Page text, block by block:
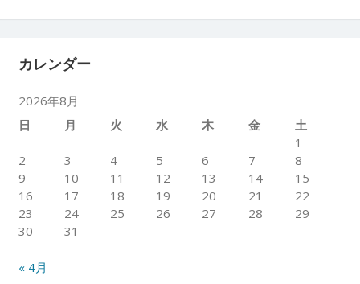
カレンダー
2026年8月
日
月 火 水 木 金
土
1
2
3 4 5 6 7
8
9
10 11 12 13 14
15
16
17 18 19 20 21
22
23
24 25 26 27 28
29
30
31
« 4月